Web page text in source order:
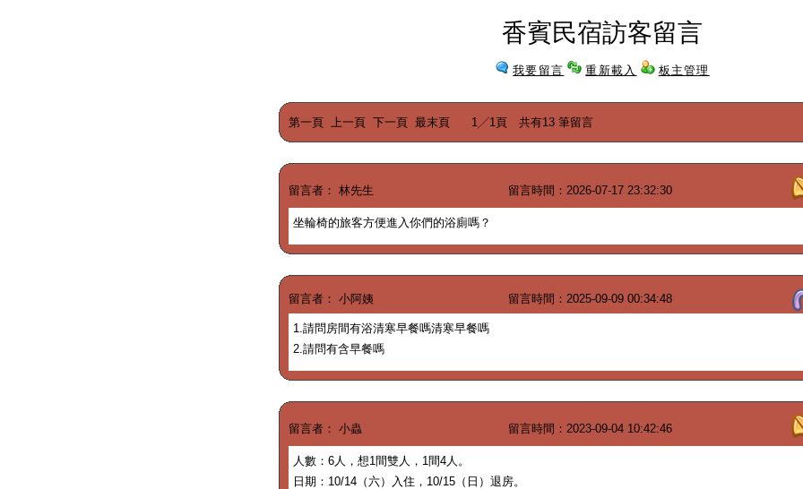
香賓民宿訪客留言
我要留言 重新載入 板主管理
第一頁 上一頁 下一頁 最末頁 1╱1頁 共有13 筆留言
留言者： 林先生 留言時間：2026-07-17 23:32:30
坐輪椅的旅客方便進入你們的浴廁嗎？
留言者： 小阿姨 留言時間：2025-09-09 00:34:48
1.請問房間有浴清寒早餐嗎清寒早餐嗎
2.請問有含早餐嗎
留言者： 小蟲 留言時間：2023-09-04 10:42:46
人數：6人，想1間雙人，1間4人。
日期：10/14（六）入住，10/15（日）退房。